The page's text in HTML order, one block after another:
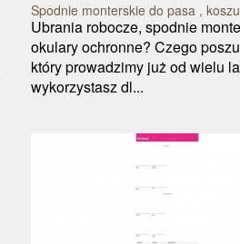
Spodnie monterskie do pasa ,
Ubrania robocze, spodnie
okulary ochronne? Czego
który prowadzimy już od wielu
wykorzystasz dl...